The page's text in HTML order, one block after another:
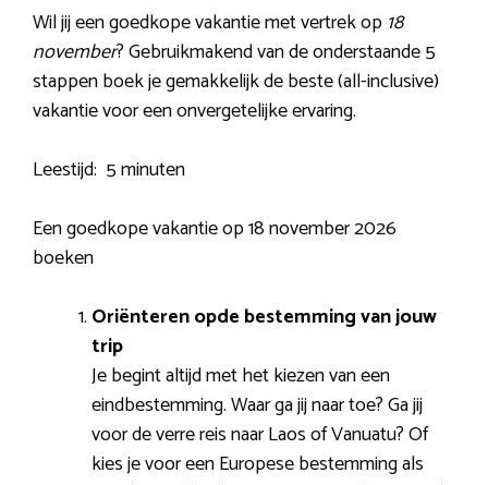
Wil jij een goedkope vakantie met vertrek op 18
november? Gebruikmakend van de onderstaande 5
stappen boek je gemakkelijk de beste (all-inclusive)
vakantie voor een onvergetelijke ervaring.
Leestijd: 5 minuten
Een goedkope vakantie op 18 november 2026
boeken
Oriënteren opde bestemming van jouw
trip
Je begint altijd met het kiezen van een
eindbestemming. Waar ga jij naar toe? Ga jij
voor de verre reis naar Laos of Vanuatu? Of
kies je voor een Europese bestemming als